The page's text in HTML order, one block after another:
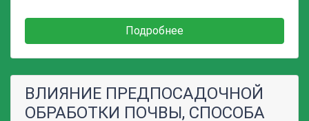
Подробнее
ВЛИЯНИЕ ПРЕДПОСАДОЧНОЙ
ОБРАБОТКИ ПОЧВЫ, СПОСОБА